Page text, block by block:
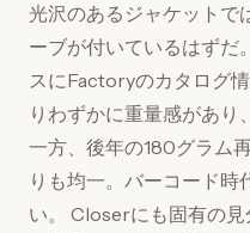
光沢のあるジャケットで
ーブが付いているはずだ
スにFactoryのカタログ
りわずかに重量感があり
一方、後年の180グラム
りも均一。バーコード時
い。 Closerにも固有の